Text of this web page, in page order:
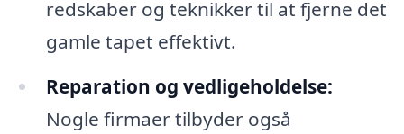
redskaber og teknikker til at fjerne det
gamle tapet effektivt.
Reparation og vedligeholdelse:
Nogle firmaer tilbyder også